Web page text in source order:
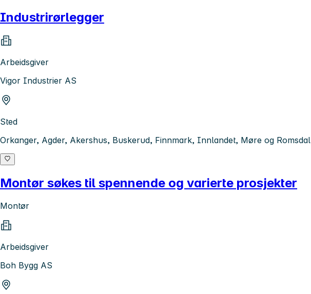
Industrirørlegger
Arbeidsgiver
Vigor Industrier AS
Sted
Orkanger, Agder, Akershus, Buskerud, Finnmark, Innlandet, Møre og
Montør søkes til spennende og varierte prosjekter
Montør
Arbeidsgiver
Boh Bygg AS